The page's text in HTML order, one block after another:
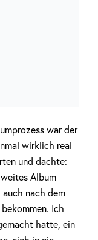
war der
wirklich real
und dachte:
Album
auch nach dem
Ich
hatte, ein